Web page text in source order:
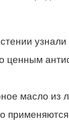
ценным
масло из
применяются